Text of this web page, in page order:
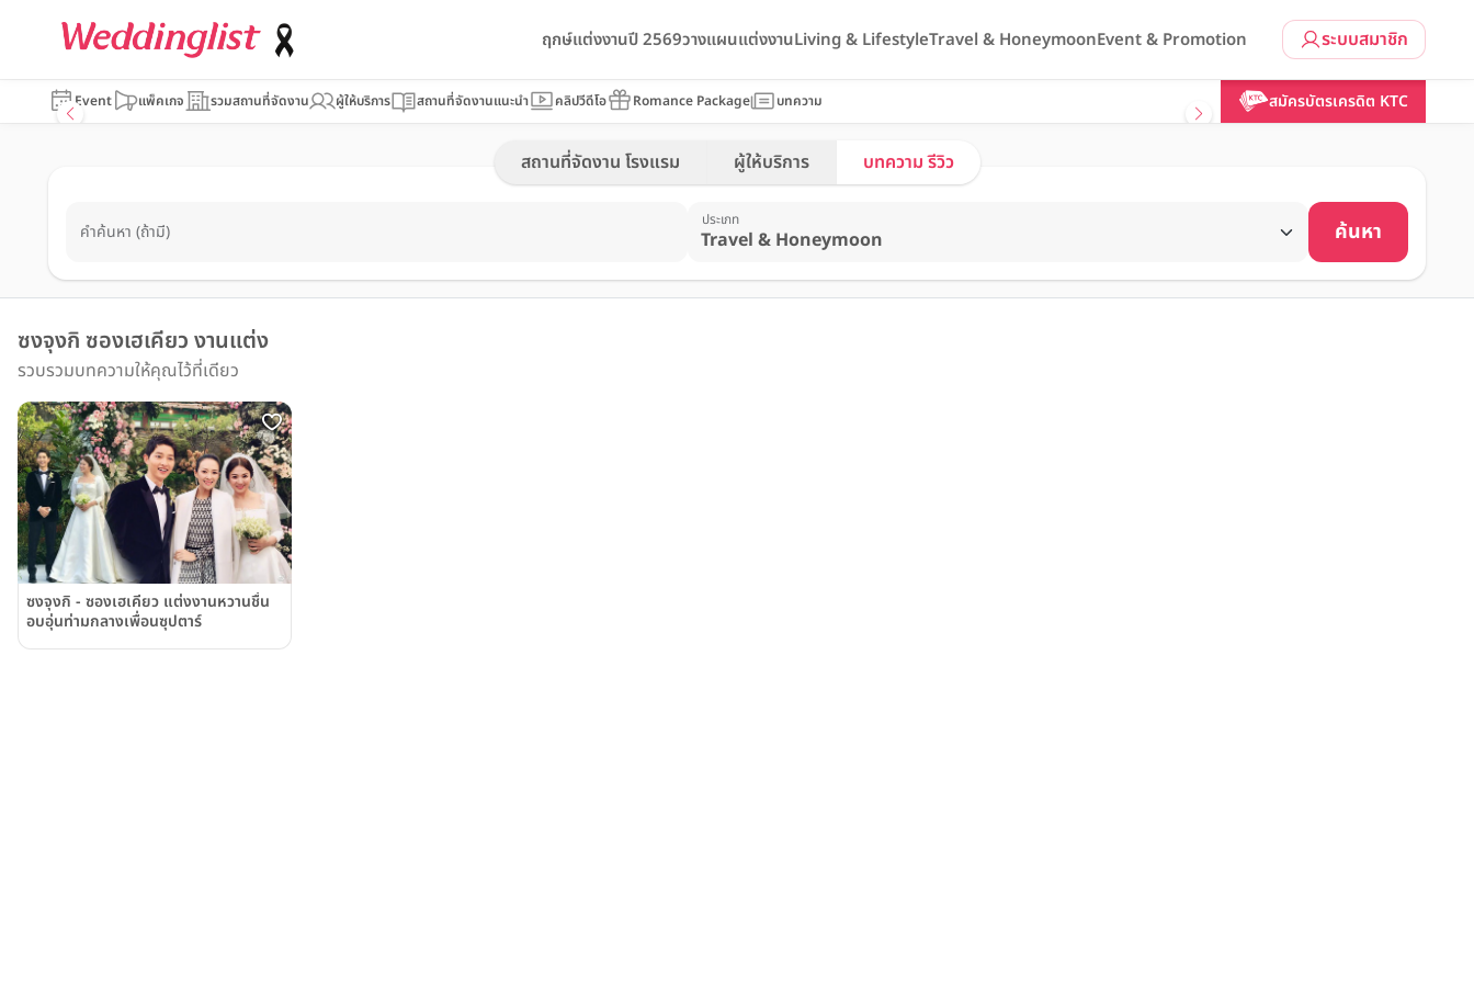
ระบบสมาชิก
ฤกษ์แต่งงานปี 2569วางแผนแต่งงานLiving & LifestyleTravel & HoneymoonEvent & Promotion
Event แพ็คเกจ รวมสถานที่จัดงาน ผู้ให้บริการ สถานที่จัดงานแนะนำ คลิปวีดีโอ Romance Package บทความ สมัครบัตรเครดิต KTC
สถานที่จัดงาน โรงแรม ผู้ให้บริการ บทความ รีวิว
คำค้นหา (ถ้ามี)
ประเภท ค้นหา
ซงจุงกิ ซองเฮเคียว งานแต่ง
รวบรวมบทความให้คุณไว้ที่เดียว
ซงจุงกิ - ซองเฮเคียว แต่งงานหวานชื่น
อบอุ่นท่ามกลางเพื่อนซุปตาร์